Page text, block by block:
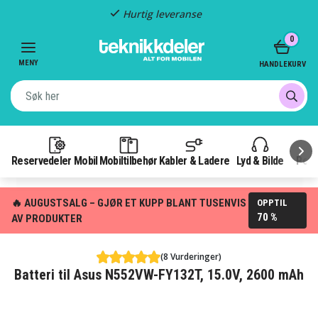
Hurtig leveranse
MENY
Reservedeler Mobil Mobiltilbehør Kabler & Ladere Lyd & Bilde
0
HANDLEKURV
🔥 AUGUSTSALG – GJØR ET KUPP BLANT TUSENVIS
AV PRODUKTER
OPPTIL
70 %
(8 Vurderinger)
Batteri til Asus N552VW-FY132T, 15.0V, 2600 mAh